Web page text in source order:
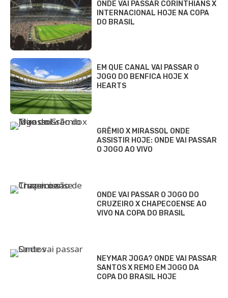
ONDE VAI PASSAR CORINTHIANS X
INTERNACIONAL HOJE NA COPA
DO BRASIL
EM QUE CANAL VAI PASSAR O
JOGO DO BENFICA HOJE X
HEARTS
GRÊMIO X MIRASSOL ONDE
ASSISTIR HOJE: ONDE VAI PASSAR
O JOGO AO VIVO
ONDE VAI PASSAR O JOGO DO
CRUZEIRO X CHAPECOENSE AO
VIVO NA COPA DO BRASIL
NEYMAR JOGA? ONDE VAI PASSAR
SANTOS X REMO EM JOGO DA
COPA DO BRASIL HOJE